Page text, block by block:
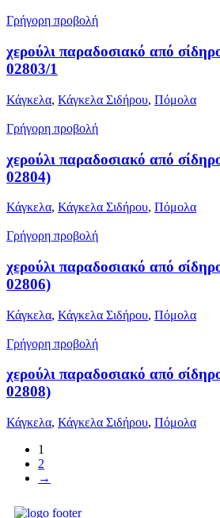
Γρήγορη προβολή
χερούλι παραδοσιακό από
02803/1
Κάγκελα, Κάγκελα Σιδήρου, Πόμολα
Γρήγορη προβολή
χερούλι παραδοσιακό από
02804)
Κάγκελα, Κάγκελα Σιδήρου, Πόμολα
Γρήγορη προβολή
χερούλι παραδοσιακό από
02806)
Κάγκελα, Κάγκελα Σιδήρου, Πόμολα
Γρήγορη προβολή
χερούλι παραδοσιακό από
02808)
Κάγκελα, Κάγκελα Σιδήρου, Πόμολα
1
2
→